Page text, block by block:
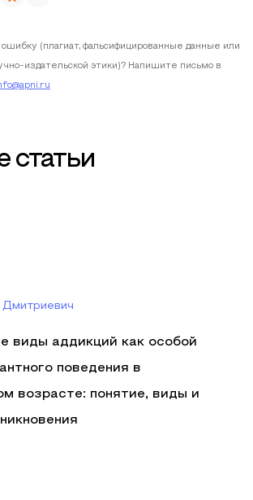
(плагиат, фальсифицированные данные или
издательской этики)? Напишите письмо в
статьи
Дмитриевич
виды аддикций как особой
поведения в
возрасте: понятие, виды и